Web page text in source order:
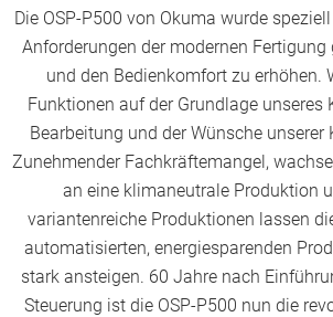
Die OSP-P500 von Okuma wurde
Anforderungen der modernen Fertigung
und den Bedienkomfort zu erhöhen.
Funktionen auf der Grundlage unseres
Bearbeitung und der Wünsche unserer
Zunehmender Fachkräftemangel,
an eine klimaneutrale Produktion
variantenreiche Produktionen lassen
automatisierten, energiesparenden
stark ansteigen. 60 Jahre nach
Steuerung ist die OSP-P500 nun die